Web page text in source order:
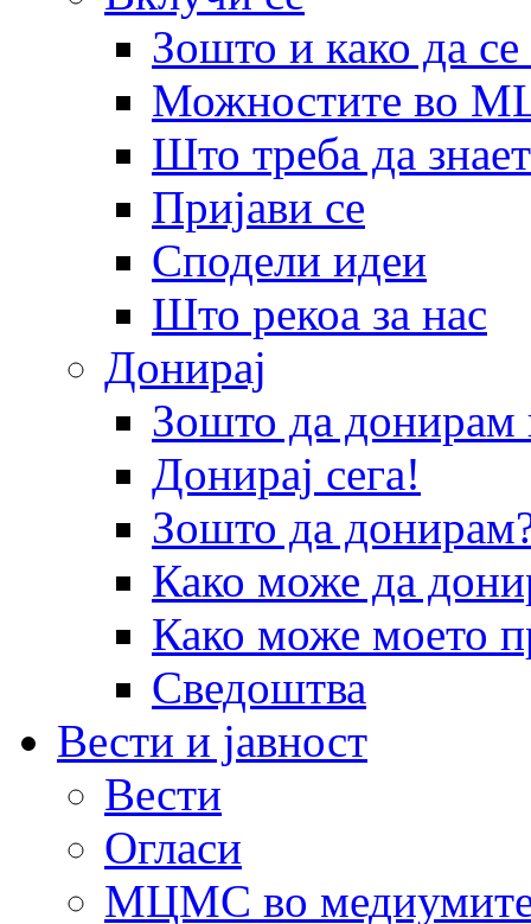
Зошто и како да
Можностите во
Што треба да
Пријави се
Сподели идеи
Што рекоа за нас
Донирај
Зошто да
Донирај сега!
Зошто да
Како може да
Како може моето
Сведоштва
Вести и јавност
Вести
Огласи
МЦМС во